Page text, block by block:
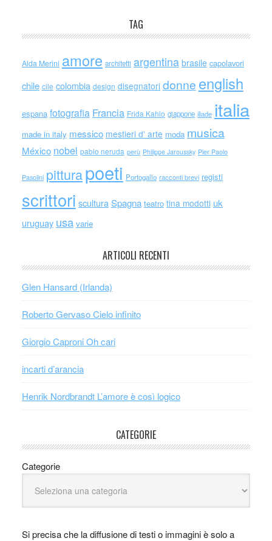
TAG
Alda Merini amore architetti argentina brasile capolavori
chile cile colombia design disegnatori donne english
espana fotografia Francia Frida Kahlo giappone iliade italia
made in italy messico mestieri d' arte moda musica
México nobel pablo neruda perù Philippe Jaroussky Pier Paolo
Pasolini pitturapoeti Portogallo racconti brevi registi
scrittori scultura Spagna teatro tina modotti uk
uruguay usa varie
ARTICOLI RECENTI
Glen Hansard (Irlanda)
Roberto Gervaso Cielo infinito
Giorgio Caproni Oh cari
incarti d’arancia
Henrik Nordbrandt L’amore è così logico
CATEGORIE
Categorie
Si precisa che la diffusione di testi o immagini è solo a